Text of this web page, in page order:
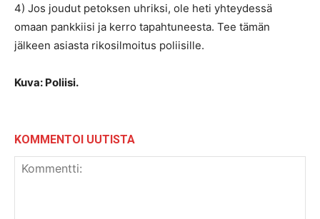
4) Jos joudut petoksen uhriksi, ole heti yhteydessä
omaan pankkiisi ja kerro tapahtuneesta. Tee tämän
jälkeen asiasta rikosilmoitus poliisille.
Kuva: Poliisi.
KOMMENTOI UUTISTA